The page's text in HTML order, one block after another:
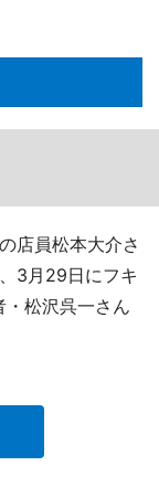
店員松本大介さ
3月29日にフキ
・松沢呉一さん